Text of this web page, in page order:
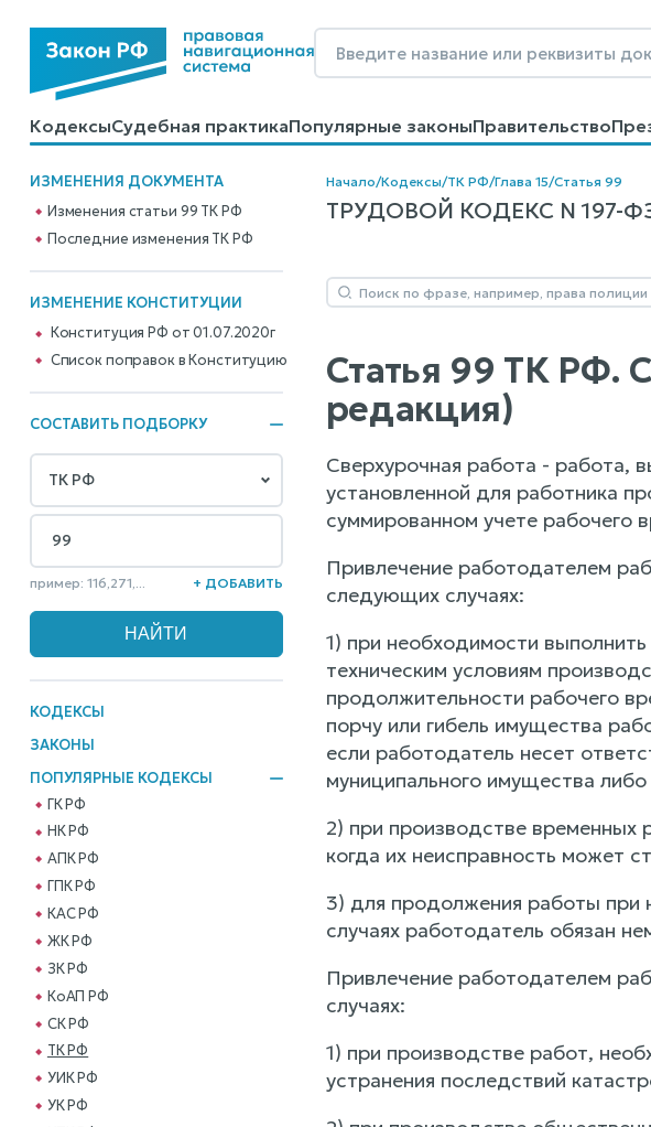
КодексыСудебная практикаПопулярные законыПравительство
КалькуляторыСправочные материалыОбразцы договоров
ИЗМЕНЕНИЯ ДОКУМЕНТА
Изменения статьи 99 ТК РФ
Последние изменения ТК РФ
ИЗМЕНЕНИЕ КОНСТИТУЦИИ
Конституция РФ от 01.07.2020г
Cписок поправок в Конституцию
СОСТАВИТЬ ПОДБОРКУ
пример: 116,271,... + ДОБАВИТЬ
КОДЕКСЫ
ЗАКОНЫ
ПОПУЛЯРНЫЕ КОДЕКСЫ
ГК РФ
НК РФ
АПК РФ
ГПК РФ
КАС РФ
ЖК РФ
ЗК РФ
КоАП РФ
СК РФ
ТК РФ
УИК РФ
УК РФ
Начало/Кодексы/ТК РФ/Глава 15/Статья 99
ТРУДОВОЙ КОДЕКС N 197-
Статья 99 ТК РФ.
редакция)
Сверхурочная работа - работа,
установленной для работника
суммированном учете рабочего
Привлечение работодателем
следующих случаях:
1) при необходимости
техническим условиям
продолжительности рабочего
порчу или гибель имущества
если работодатель несет
муниципального имущества
2) при производстве временных
когда их неисправность может
3) для продолжения работы при
случаях работодатель обязан
Привлечение работодателем
случаях:
1) при производстве работ,
устранения последствий